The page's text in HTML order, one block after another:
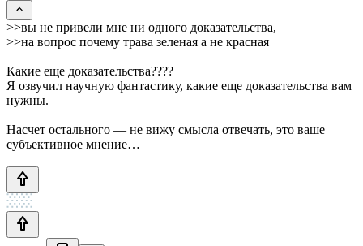
>>вы не привели мне ни одного доказательства,
>>на вопрос почему трава зеленая а не красная
Какие еще доказательства????
Я озвучил научную фантастику, какие еще доказательства вам
нужны.
Насчет остального — не вижу смысла отвечать, это ваше
субъективное мнение…